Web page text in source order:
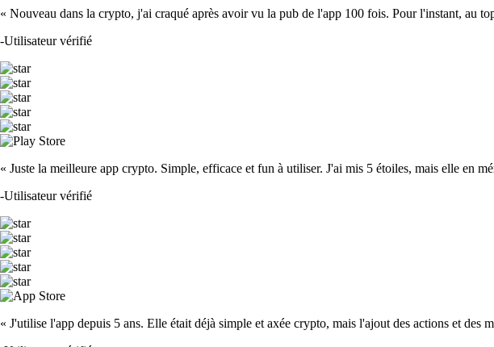
« Nouveau dans la crypto, j'ai craqué après avoir vu la pub de l'app 100 fois. Pour l'instant, au
-Utilisateur vérifié
« Juste la meilleure app crypto. Simple, efficace et fun à utiliser. J'ai mis 5 étoiles, mais elle en
-Utilisateur vérifié
« J'utilise l'app depuis 5 ans. Elle était déjà simple et axée crypto, mais l'ajout des actions et